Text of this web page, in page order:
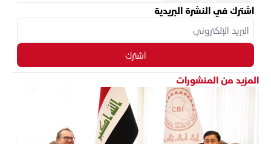
اشترك في النشرة البريدية
اشترك
المزيد من المنشورات